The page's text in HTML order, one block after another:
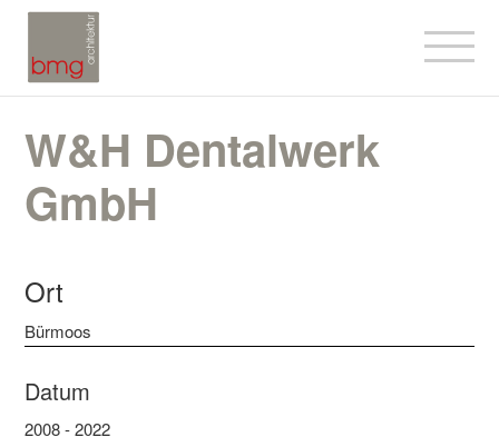
W&H Dentalwerk
GmbH
Ort
Bürmoos
Datum
2008 - 2022